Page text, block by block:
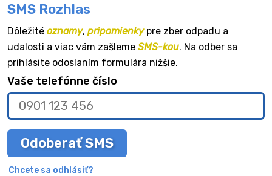
SMS Rozhlas
Dôležité oznamy, pripomienkypre zber odpadu a
udalosti a viac vám zašleme SMS-kou. Na odber sa
prihlásite odoslaním formulára nižšie.
Vaše telefónne číslo
Odoberať SMS
Chcete sa odhlásiť?